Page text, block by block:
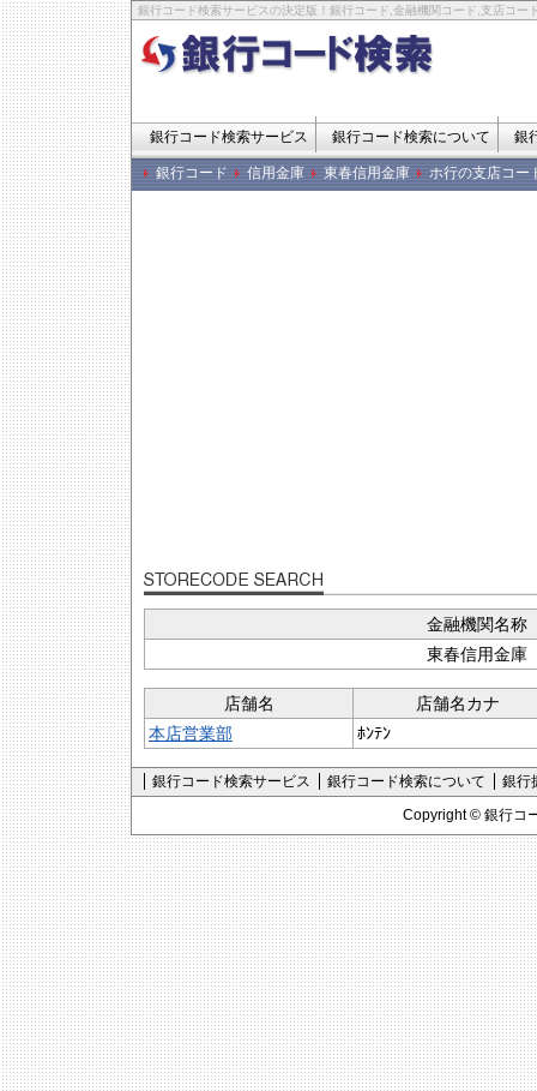
銀行コード検索サービスの決定版！銀行コード,金融機関コード,支店コー
銀行コード検索サービス 銀行コード検索について 銀
銀行コード 信用金庫 東春信用金庫 ホ行の支店コー
金融機関名称
東春信用金庫
店舗名
店舗名カナ
本店営業部
ﾎﾝﾃﾝ
銀行コード検索サービス 銀行コード検索について
銀行
Copyright © 銀行コ